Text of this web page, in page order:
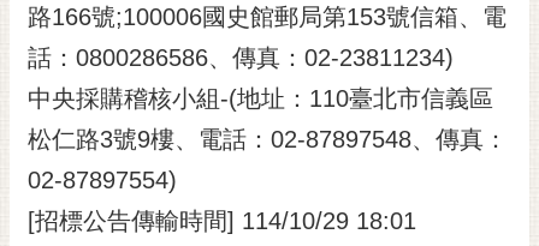
路166號;100006國史館郵局第153號信箱、電
話：0800286586、傳真：02-23811234)
中央採購稽核小組-(地址：110臺北市信義區
松仁路3號9樓、電話：02-87897548、傳真：
02-87897554)
[招標公告傳輸時間] 114/10/29 18:01